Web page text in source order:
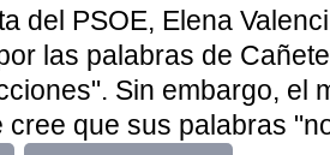
del PSOE, Elena
las palabras de
Sin embargo, el
cree que sus palabras